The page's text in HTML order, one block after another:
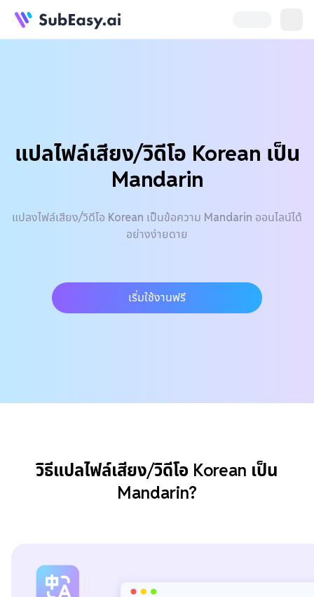
แปลไฟล์เสียง/วิดีโอ Korean เป็น
Mandarin
แปลงไฟล์เสียง/วิดีโอ Korean เป็นข้อความ Mandarin ออนไลน์ได้
อย่างง่ายดาย
เริ่มใช้งานฟรี
วิธีแปลไฟล์เสียง/วิดีโอ Korean เป็น
Mandarin?